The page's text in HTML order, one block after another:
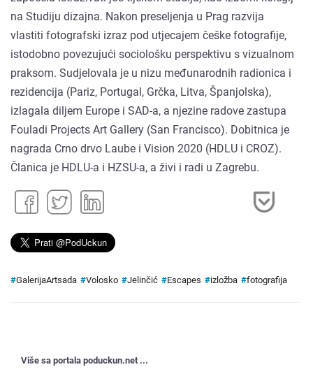
na Studiju dizajna. Nakon preseljenja u Prag razvija
vlastiti fotografski izraz pod utjecajem češke fotografije,
istodobno povezujući sociološku perspektivu s vizualnom
praksom. Sudjelovala je u nizu međunarodnih radionica i
rezidencija (Pariz, Portugal, Grčka, Litva, Španjolska),
izlagala diljem Europe i SAD-a, a njezine radove zastupa
Fouladi Projects Art Gallery (San Francisco). Dobitnica je
nagrada Crno drvo Laube i Vision 2020 (HDLU i CROZ).
Članica je HDLU-a i HZSU-a, a živi i radi u Zagrebu.
#GalerijaArtsada #Volosko #Jelinčić #Escapes #izložba #fotografija
Više sa portala poduckun.net ...